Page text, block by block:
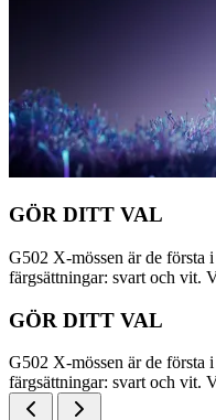
GÖR DITT VAL
G502 X-mössen är de första
färgsättningar: svart och vit.
GÖR DITT VAL
G502 X-mössen är de första
färgsättningar: svart och vit.